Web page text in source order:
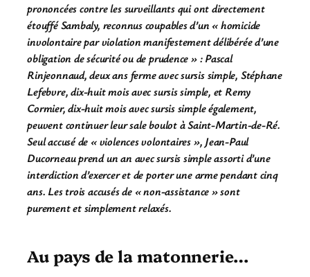
prononcées contre les surveillants qui ont directement
étouffé Sambaly, reconnus coupables d’un « homicide
involontaire par violation manifestement délibérée d’une
obligation de sécurité ou de prudence » : Pascal
Rinjeonnaud, deux ans ferme avec sursis simple, Stéphane
Lefebvre,dix-huit mois avec sursis simple, et Remy
Cormier, dix-huit mois avec sursis simple également,
peuvent continuer leur sale boulot à Saint-Martin-de-Ré.
Seul accusé de « violences volontaires », Jean-Paul
Ducorneau prend un an avec sursis simple assorti d’une
interdiction d’exercer et de porter une arme pendant cinq
ans. Les trois accusés de « non-assistance » sont
purement et simplement relaxés.
Au pays de la matonnerie…